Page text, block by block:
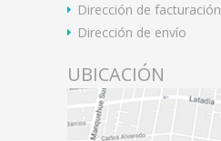
Dirección de facturación
Dirección de envío
UBICACIÓN